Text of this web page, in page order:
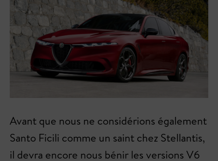
Avant que nous ne considérions également
Santo Ficili comme un saint chez Stellantis,
il devra encore nous bénir les versions V6